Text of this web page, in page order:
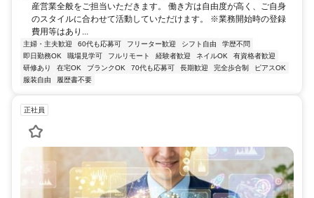
産営業全般をご担当いただきます。 働き方は自由度が高く、ご自身
のスタイルに合わせて活動していただけます。 ※業務開始時の登録
費用等はあり...
主婦・主夫歓迎 60代も応募可 フリーター歓迎 シフト自由
学歴不問
即日勤務OK
職場見学可 フルリモート 経験者歓迎 ネイルOK
有資格者歓迎
研修あり
在宅OK ブランクOK 70代も応募可 長期歓迎 完全歩合制
ピアスOK
服装自由
履歴書不要
正社員